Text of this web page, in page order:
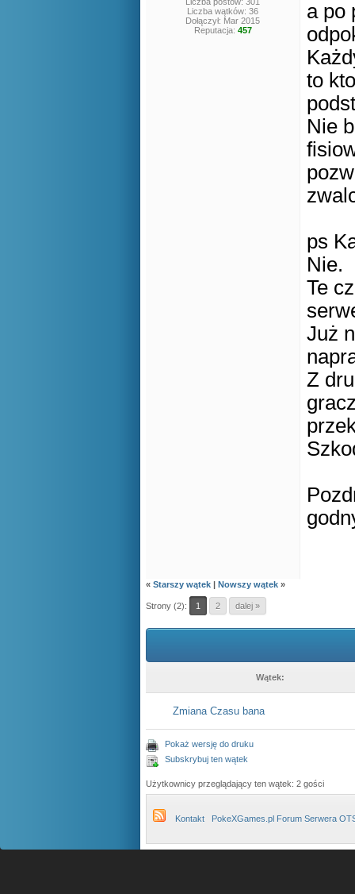
Liczba wątków: 36
Dołączył: Mar 2015
Reputacja: 457
a po
to
Nie
ps
Nie.
Te
Już
Z
« Starszy wątek | Nowszy wątek »
Strony (2): 1 2 dalej »
Wątek:
Zmiana Czasu bana
Pokaż wersję do druku
Subskrybuj ten wątek
Użytkownicy przeglądający ten wątek: 2 gości
Kontakt PokeXGames.pl Forum Serwera